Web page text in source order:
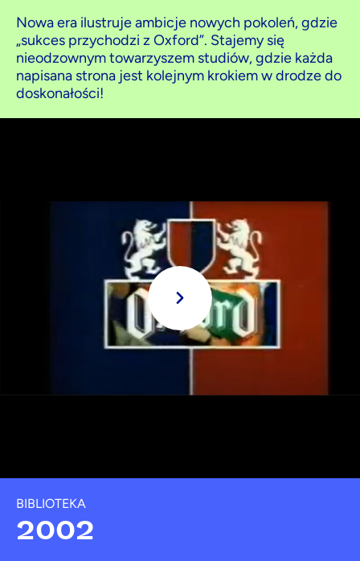
Nowa era ilustruje ambicje nowych pokoleń, gdzie
„sukces przychodzi z Oxford”. Stajemy się
nieodzownym towarzyszem studiów, gdzie każda
napisana strona jest kolejnym krokiem w drodze do
doskonałości!
Grać
BIBLIOTEKA
2002